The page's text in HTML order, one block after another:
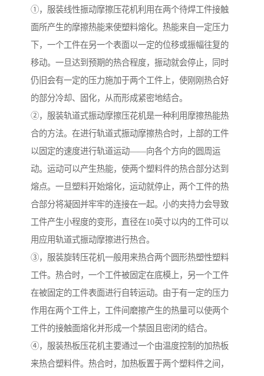
①，服装线性振动摩擦压花机利用在两个待焊工件接触
面所产生的摩擦热能来使塑料熔化。热能来自一定压力
下，一个工件在另一个表面以一定的位移或振幅往复的
移动。一旦达到预期的热合程度，振动就会停止，同时
仍旧会有一定的压力施加于两个工件上，使刚刚热合好
的部分冷却、固化，从而形成紧密地结合。
②，服装轨道式振动摩擦压花机是一种利用摩擦热能热
合的方法。在进行轨道式振动摩擦热合时，上部的工件
以固定的速度进行轨道运动——向各个方向的圆周运
动。运动可以产生热能，使两个塑料件的热合部分达到
熔点。一旦塑料开始熔化，运动就停止，两个工件的热
合部分将凝固并牢牢的连接在一起。小的夹持力会导致
工件产生小程度的变形，直径在10英寸以内的工件可以
用应用轨道式振动摩擦进行热合。
③，服装旋转压花机一般用来热合两个圆形热塑性塑料
工件。热合时，一个工件被固定在底模上，另一个工件
在被固定的工件表面进行自转运动。由于有一定的压力
作用在两个工件上，工件间磨擦产生的热量可以使两个
工件的接触面熔化并形成一个禁固且密闭的结合。
④，服装热板压花机主要通过一个由温度控制的加热板
来热合塑料件。热合时，加热板置于两个塑料件之间，